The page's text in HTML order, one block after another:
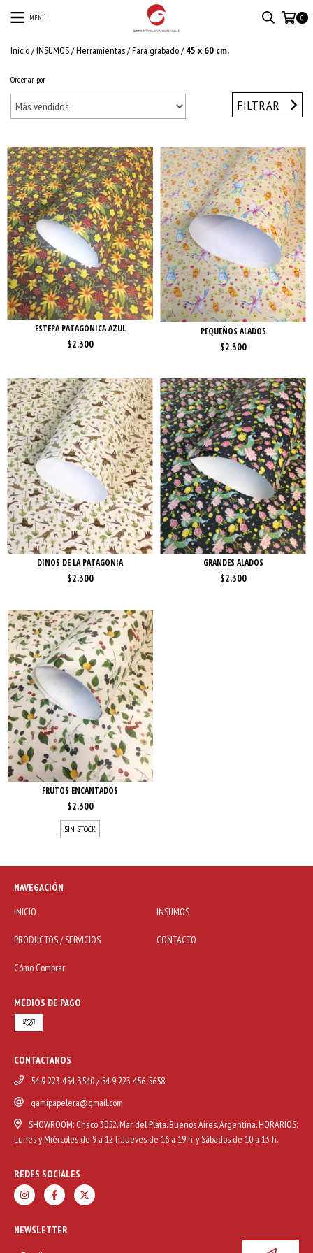
MENÚ 0
Inicio/INSUMOS/Herramientas/Para grabado/ 45 x 60 cm.
Ordenar por
FILTRAR
ESTEPA PATAGÓNICA AZUL
$2.300
PEQUEÑOS ALADOS
$2.300
DINOS DE LA PATAGONIA
$2.300
GRANDES ALADOS
$2.300
FRUTOS ENCANTADOS
$2.300
SIN STOCK
NAVEGACIÓN
INICIO
INSUMOS
PRODUCTOS / SERVICIOS CONTACTO
Cómo Comprar
MEDIOS DE PAGO
CONTACTANOS
54 9 223 454-3540 / 54 9 223 456-5658
gamipapelera@gmail.com
SHOWROOM: Chaco 3052. Mar del Plata. Buenos Aires. Argentina. HORARIOS:
Lunes y Miércoles de 9 a 12 h. Jueves de 16 a 19 h. y Sábados de 10 a 13 h.
REDES SOCIALES
NEWSLETTER